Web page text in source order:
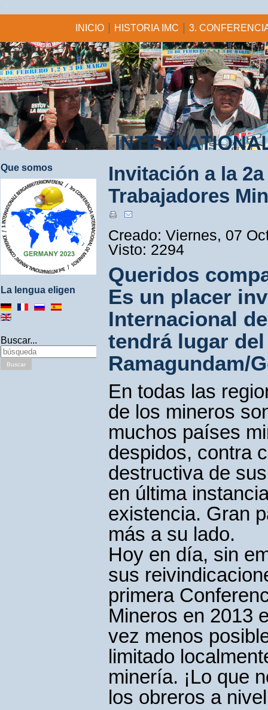
INICIO HISTORIA IMC 3.
Que somos
La lengua eligen
Buscar...
Buscar
Invitación a la
Trabajadores
Creado: Viernes, 07
Visto: 2294
Queridos
Es un placer
Internacional
tendrá lugar
Ramagundam/
En todas las
de los mineros
muchos países
despidos, contra
destructiva de
en última
existencia. Gran
más a su lado.
Hoy en día, sin
sus
primera
Mineros en 2013
vez menos
limitado
minería. ¡Lo que
los obreros a